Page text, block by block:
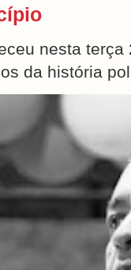
nesta
da história